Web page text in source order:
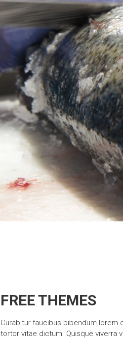
FREE THEMES
Curabitur faucibus bibendum lorem
tortor vitae dictum. Quisque viverra